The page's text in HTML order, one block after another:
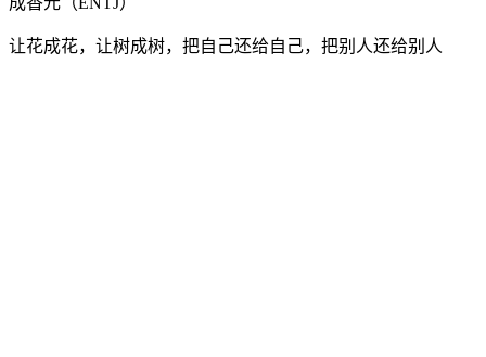
让花成花，让树成树，把自己还给自己，把别人还给别人